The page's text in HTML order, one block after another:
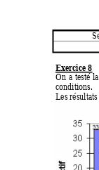
Exercice 8
On a testé
conditions.
Les